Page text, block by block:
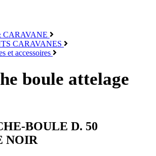
CARAVANE
CARAVANES
et accessoires
boule attelage
BOULE D. 50
NOIR